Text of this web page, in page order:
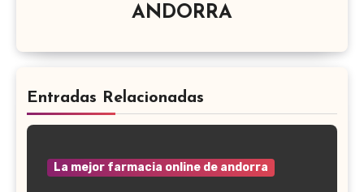
ANDORRA
Entradas Relacionadas
La mejor farmacia online de andorra